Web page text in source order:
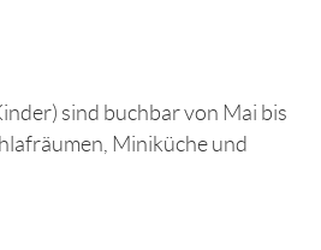
sind buchbar von Mai bis
Miniküche und